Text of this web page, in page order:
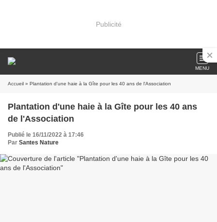
Publicité
MENU
Accueil » Plantation d'une haie à la Gîte pour les 40 ans de l'Association
Plantation d'une haie à la Gîte pour les 40 ans
de l'Association
Publié le 16/11/2022 à 17:46
Par Santes Nature